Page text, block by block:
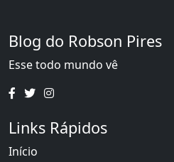
Blog do Robson Pires
Esse todo mundo vê
Links Rápidos
Início